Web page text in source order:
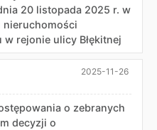
20 listopada 2025 r. w
nieruchomości
rejonie ulicy Błękitnej
2025-11-26
o zebranych
decyzji o